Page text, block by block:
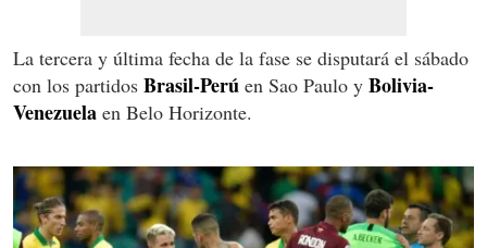
La tercera y última fecha de la fase se disputará el sábado
con los partidos Brasil-Perú en Sao Paulo y Bolivia-
Venezuela en Belo Horizonte.